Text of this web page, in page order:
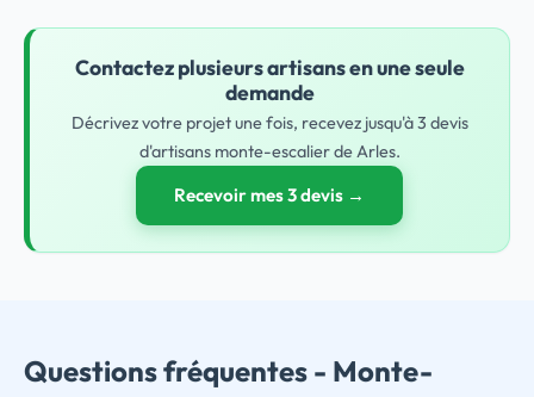
Contactez plusieurs artisans en une seule
demande
Décrivez votre projet une fois, recevez jusqu'à 3 devis
d'artisans monte-escalier de Arles.
Recevoir mes 3 devis →
Questions fréquentes - Monte-